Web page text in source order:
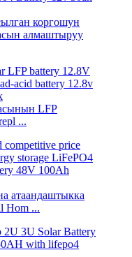
коргошун
алмаштыруу
LFP
...
атаандаштыкка
Hom ...